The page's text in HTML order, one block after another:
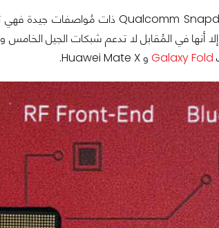
جيجا هرتز، إلا أنها في المُقابل لا تدعم شبكات
Galaxy Fold و Huawei Mate X.